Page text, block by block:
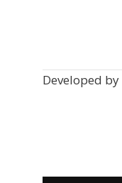
Developed by